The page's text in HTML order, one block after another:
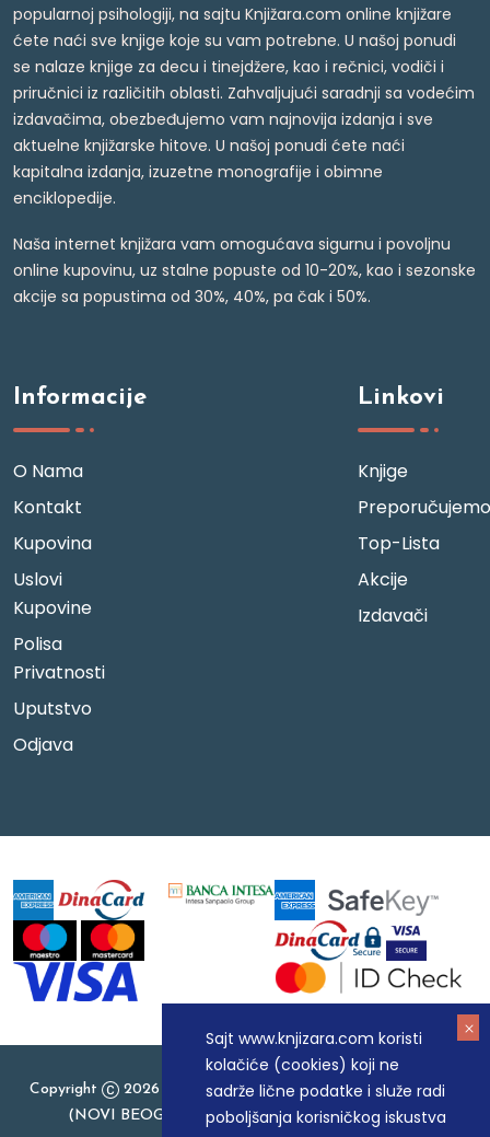
Sajt www.knjizara.com koristi
kolačiće (cookies) koji ne
sadrže lične podatke i služe radi
poboljšanja korisničkog iskustva
popularnoj psihologiji, na sajtu Knjižara.com online knjižare
ćete naći sve knjige koje su vam potrebne. U našoj ponudi
se nalaze knjige za decu i tinejdžere, kao i rečnici, vodiči i
priručnici iz različitih oblasti. Zahvaljujući saradnji sa vodećim
izdavačima, obezbeđujemo vam najnovija izdanja i sve
aktuelne knjižarske hitove. U našoj ponudi ćete naći
kapitalna izdanja, izuzetne monografije i obimne
enciklopedije.
Naša internet knjižara vam omogućava sigurnu i povoljnu
online kupovinu, uz stalne popuste od 10-20%, kao i sezonske
akcije sa popustima od 30%, 40%, pa čak i 50%.
Informacije
O Nama
Kontakt
Kupovina
Uslovi
Kupovine
Polisa
Privatnosti
Uputstvo
Odjava
Linkovi
Knjige
Preporučujemo
Top-Lista
Akcije
Izdavači
Copyright
2026 Knjizara.com - MAKART DOO BEOGRAD
(NOVI BEOGRAD), PIB: 105184104, MB: 20337524